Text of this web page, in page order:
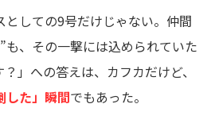
しての9号だけじゃない。仲間
も、その一撃には込められていた
」への答えは、カフカだけど、
した」瞬間でもあった。